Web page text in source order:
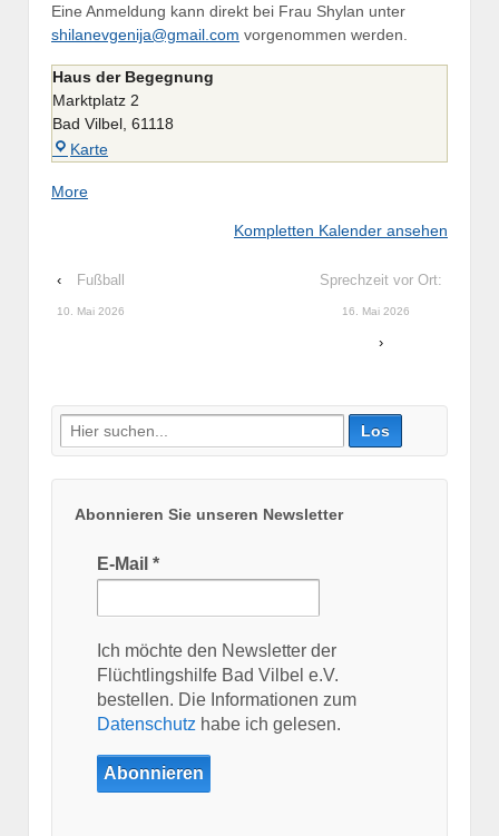
ukrainische
Geflüchtete
Eine Anmeldung kann direkt bei Frau Shylan unter
shilanevgenija@gmail.com vorgenommen werden.
Haus der Begegnung
Marktplatz 2
Bad Vilbel 61118
Karte
der
Moreabout
Kompletten Kalender ansehen
‹ Fußball
10. Mai 2026
Sprechzeit vor Ort:
16. Mai 2026
›
Suche
nach:
Abonnieren Sie unseren Newsletter
E-Mail *
Ich möchte den Newsletter der
Flüchtlingshilfe Bad Vilbel e.V.
bestellen. Die Informationen zum
Datenschutz habe ich gelesen.